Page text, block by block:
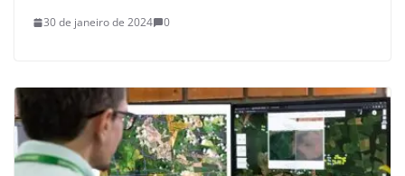
30 de janeiro de 2024 0